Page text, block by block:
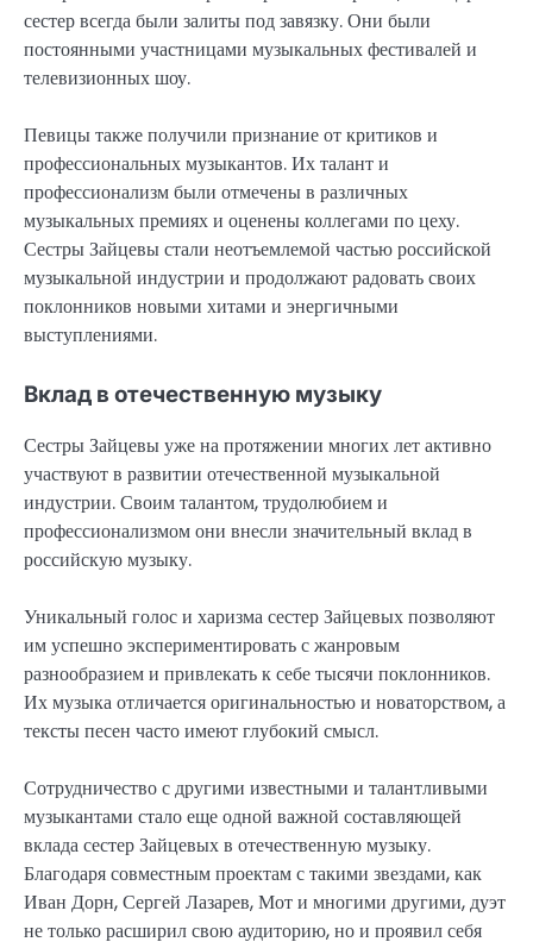
сестер всегда были залиты под завязку. Они были
постоянными участницами музыкальных фестивалей и
телевизионных шоу.
Певицы также получили признание от критиков и
профессиональных музыкантов. Их талант и
профессионализм были отмечены в различных
музыкальных премиях и оценены коллегами по цеху.
Сестры Зайцевы стали неотъемлемой частью российской
музыкальной индустрии и продолжают радовать своих
поклонников новыми хитами и энергичными
выступлениями.
Вклад в отечественную музыку
Сестры Зайцевы уже на протяжении многих лет активно
участвуют в развитии отечественной музыкальной
индустрии. Своим талантом, трудолюбием и
профессионализмом они внесли значительный вклад в
российскую музыку.
Уникальный голос и харизма сестер Зайцевых позволяют
им успешно экспериментировать с жанровым
разнообразием и привлекать к себе тысячи поклонников.
Их музыка отличается оригинальностью и новаторством, а
тексты песен часто имеют глубокий смысл.
Сотрудничество с другими известными и талантливыми
музыкантами стало еще одной важной составляющей
вклада сестер Зайцевых в отечественную музыку.
Благодаря совместным проектам с такими звездами, как
Иван Дорн, Сергей Лазарев, Мот и многими другими, дуэт
не только расширил свою аудиторию, но и проявил себя